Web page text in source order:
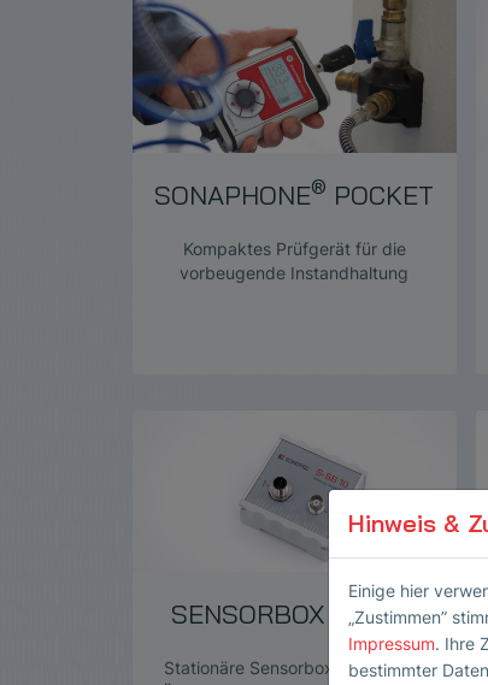
SONAPHONE® POCKET
Kompaktes Prüfgerät für die
vorbeugende Instandhaltung
SENSORBOX S-SB10
Stationäre Sensorbox zur Online-
Hinweis &
Einige hier
„Zustimmen”
Impressum. Ihre
bestimmter